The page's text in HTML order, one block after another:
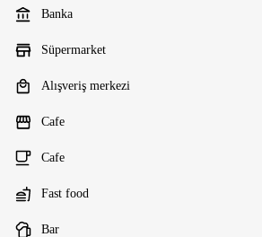
Banka
Süpermarket
Alışveriş merkezi
Cafe
Cafe
Fast food
Bar